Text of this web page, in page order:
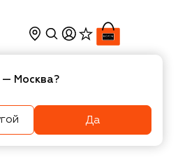
Интерьер
— Москва?
Да